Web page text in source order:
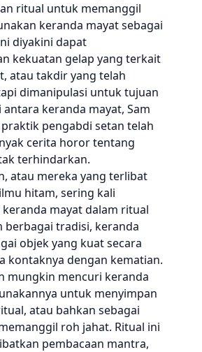
ritual untuk memanggil
keranda mayat sebagai
diyakini dapat
kekuatan gelap yang terkait
atau takdir yang telah
dimanipulasi untuk tujuan
keranda mayat, Sam
pengabdi setan telah
cerita horor tentang
terhindarkan.
atau mereka yang terlibat
hitam, sering kali
mayat dalam ritual
berbagai tradisi, keranda
objek yang kuat secara
kontaknya dengan kematian.
mungkin mencuri keranda
untuk menyimpan
atau bahkan sebagai
roh jahat. Ritual ini
pembacaan mantra,